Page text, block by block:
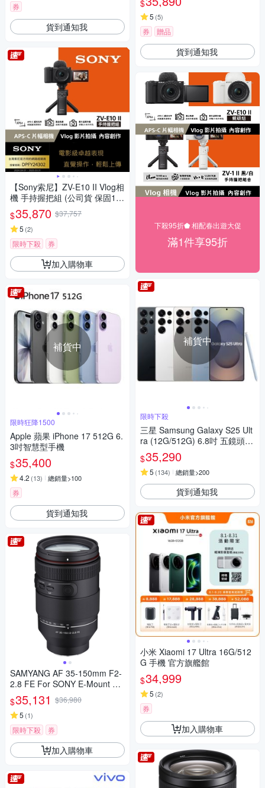
券
貨到通知我
【Sony索尼】ZV-E10 II Vlog相
機 手持握把組 (公司貨 保固18
+6個月)
$35,870 $37,757
5 (2)
限時下殺 券
加入購物車
補貨中
限時狂降1500
Apple 蘋果 iPhone 17 512G 6.
3吋智慧型手機
$35,400
4.2 (13) 總銷量>100
券
貨到通知我
SAMYANG AF 35-150mm F2-
2.8 FE For SONY E-Mount 自
動對焦鏡頭 公司貨
$35,131 $36,980
5 (1)
限時下殺 券
加入購物車
$
5 (5)
券 贈品
貨到通知我
下殺95折⬟ 相配春出遊大促
滿1件享95折
補貨中
限時下殺
三星 Samsung Galaxy S25 Ult
ra (12G/512G) 6.8吋 五鏡頭智
慧手機
$35,290
5 (134) 總銷量>200
貨到通知我
小米 Xiaomi 17 Ultra 16G/512
G 手機 官方旗艦館
$34,999
5 (2)
券
加入購物車